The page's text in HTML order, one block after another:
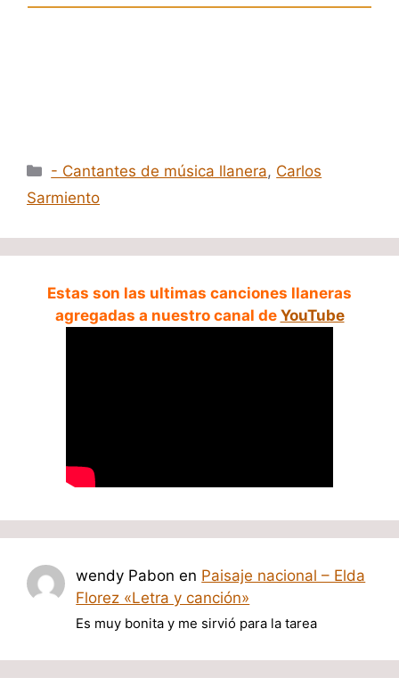
Categorías
- Cantantes de música llanera, Carlos
Sarmiento
Estas son las ultimas canciones llaneras
agregadas a nuestro canal de YouTube
wendy Pabon en Paisaje nacional – Elda
Florez «Letra y canción»
Es muy bonita y me sirvió para la tarea